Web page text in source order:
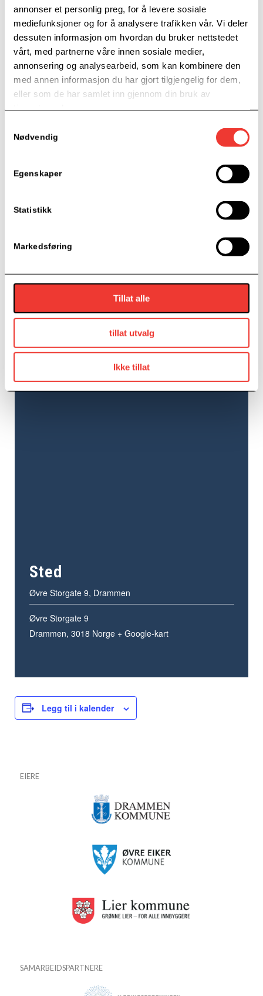
annonser et personlig preg, for å levere sosiale
mediefunksjoner og for å analysere trafikken vår. Vi deler
dessuten informasjon om hvordan du bruker nettstedet
vårt, med partnerne våre innen sosiale medier,
annonsering og analysearbeid, som kan kombinere den
med annen informasjon du har gjort tilgjengelig for dem,
eller som de har samlet inn gjennom din bruk av
Nødvendig
Egenskaper
Statistikk
Markedsføring
Tillat alle
tillat utvalg
Ikke tillat
For mer informasjon, kontakt rådgiver/veileder Lisbeth
Torkildsen
lisbeth.torkildsen@grunderboost.no
Telefon: 900 45 128
Seflere spennende kurs og arrangementeri regi av
Dato:
Tid
Arrangør
Sted
Øvre Storgate 9, Drammen
Øvre Storgate 9
Drammen, 3018 Norge + Google-kart
Legg til i kalender
EIERE
SAMARBEIDSPARTNERE